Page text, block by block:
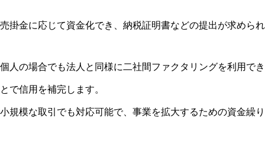
売掛金に応じて資金化でき、納税証明書などの提出が求めら
個人の場合でも法人と同様に二社間ファクタリングを利用で
とで信用を補完します。
小規模な取引でも対応可能で、事業を拡大するための資金繰